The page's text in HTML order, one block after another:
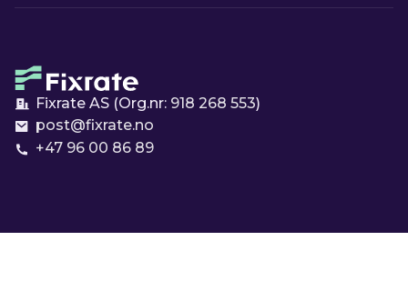
Fixrate AS (Org.nr: 918 268 553)
post@fixrate.no
+47 96 00 86 89